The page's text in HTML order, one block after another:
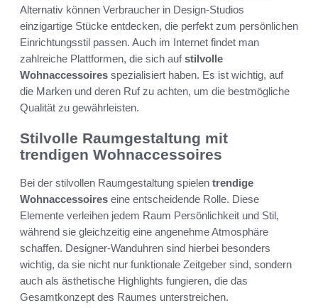
Alternativ können Verbraucher in Design-Studios
einzigartige Stücke entdecken, die perfekt zum persönlichen
Einrichtungsstil passen. Auch im Internet findet man
zahlreiche Plattformen, die sich aufstilvolle
Wohnaccessoires spezialisiert haben. Es ist wichtig, auf
die Marken und deren Ruf zu achten, um die bestmögliche
Qualität zu gewährleisten.
Stilvolle Raumgestaltung mit
trendigen Wohnaccessoires
Bei der stilvollen Raumgestaltung spielen trendige
Wohnaccessoires eine entscheidende Rolle. Diese
Elemente verleihen jedem Raum Persönlichkeit und Stil,
während sie gleichzeitig eine angenehme Atmosphäre
schaffen. Designer-Wanduhren sind hierbei besonders
wichtig, da sie nicht nur funktionale Zeitgeber sind, sondern
auch als ästhetische Highlights fungieren, die das
Gesamtkonzept des Raumes unterstreichen.